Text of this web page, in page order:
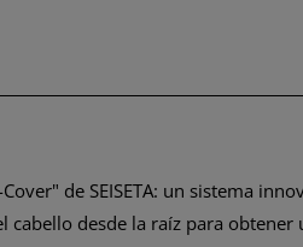
de SEISETA: un sistema
desde la raíz para obtener